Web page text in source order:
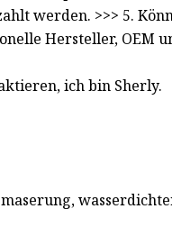
werden. >>> 5.
Hersteller, OEM
ich bin Sherly.